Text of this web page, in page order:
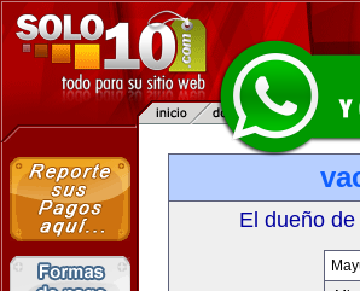
El dueño